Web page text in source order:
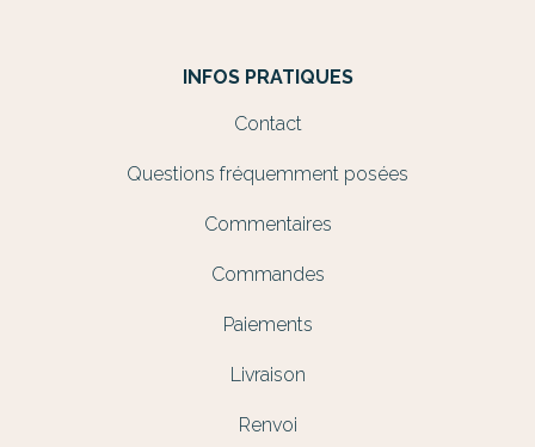
INFOS PRATIQUES
Contact
Questions fréquemment posées
Commentaires
Commandes
Paiements
Livraison
Renvoi